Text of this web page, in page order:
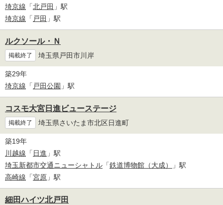
埼京線 「北戸田 」駅
埼京線 「 戸田 」駅
ルクソール・Ｎ
掲載終了 埼玉県戸田市川岸
築29年
埼京線 「 戸田公園 」駅
コスモ大宮日進ビューステージ
掲載終了 埼玉県さいたま市北区日進町
築19年
川越線 「 日進 」駅
埼玉新都市交通ニューシャトル 「鉄道博物館（大成）
」駅
高崎線 「宮原 」駅
細田ハイツ北戸田